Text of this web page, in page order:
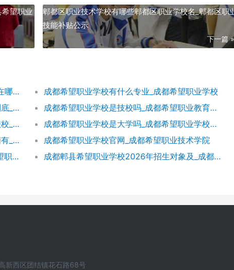
望职业
郫都区职业技术学校有哪些郫都区职业学校名_郫都区职
技能补贴公示
下一篇 »
成都希望学校收费标准_成都希望学校地址在哪里呀
成都希望职业学校有什么专业_成都希望职业学校
成都希望职业学校评价如何希望职校口碑到底_成都希望职业学校烹饪专业
成都希望职业学校是技校吗_成都希望职业教育学校
成都希望职业学校校服好看吗成都希望学校校_成都希望职业学校官网
成都希望职业学校是大学吗_成都希望职业学校官网
四川希望教育集团旗下学校有哪些希望集团有_四川希望教育集团官网
成都希望职业学校官网_成都希望职业技术学院
成都希望职业学校招生代码51223_成都希望职业学校招生网
成都郫县希望职业学校2026年招生对象及_成都郫县希望职业学校好不好
新西区团结镇花石路68号